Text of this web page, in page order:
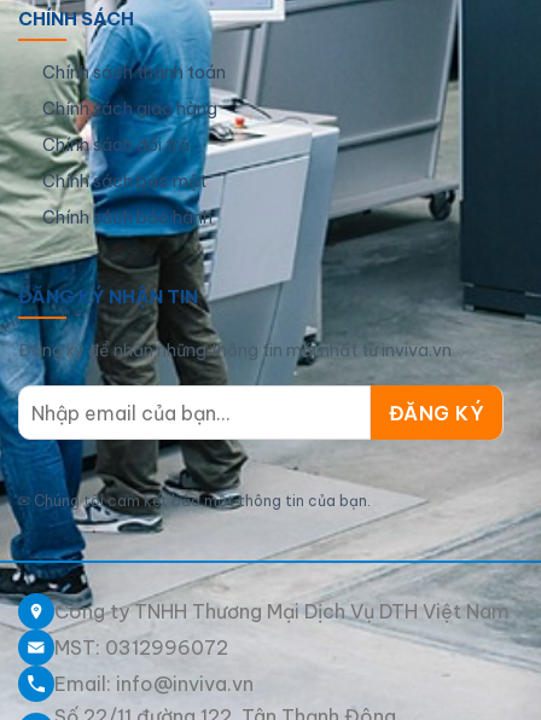
CHÍNH SÁCH
Chính sách thanh toán
Chính sách giao hàng
Chính sách đổi trả
Chính sách bảo mật
Chính sách bảo hành
ĐĂNG KÝ NHẬN TIN
Đăng ký để nhận những thông tin mới nhất từ inviva.vn
✉ Chúng tôi cam kết bảo mật thông tin của bạn.
Công ty TNHH Thương Mại Dịch Vụ DTH Việt Nam
MST: 0312996072
Email: info@inviva.vn